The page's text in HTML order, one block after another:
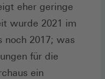
eher geringe
wurde 2021 im
noch 2017; was
für die
ein